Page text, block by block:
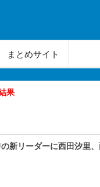
まとめサイト
果
の新リーダーに西田